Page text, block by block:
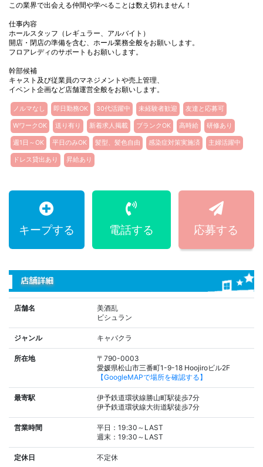
この業界で出会える仲間や学べることは数え切れません！
仕事内容
ホールスタッフ（レギュラー、アルバイト）
開店・閉店の準備を含む、ホール業務全般をお願いします。
フロアレディのサポートもお願いします。
幹部候補
キャスト及び従業員のマネジメントや売上管理、
イベント企画など店舗運営全般をお願いします。
ノルマなし 即日勤務OK 30代活躍中 未経験者歓迎 友達と応募可
WワークOK 送り有り 新着求人掲載 ブランクOK 高時給 研修あり
週1日～OK 平日のみOK 髪型、髪色自由 感染症対策実施済 主婦活躍中
ドレス貸出あり 昇給あり
キープする 電話する 応募する
店舗詳細
店舗名
美酒乱
ビシュラン
ジャンル キャバクラ
所在地
〒790-0003
愛媛県松山市三番町1-9-18 Hoojiroビル2F
【GoogleMAPで場所を確認する】
最寄駅
伊予鉄道環状線勝山町駅徒歩7分
伊予鉄道環状線大街道駅徒歩7分
営業時間
平日：19:30～LAST
週末：19:30～LAST
定休日 不定休